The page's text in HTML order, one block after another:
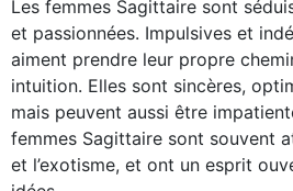
Les femmes Sagittaire sont
et passionnées. Impulsives et
aiment prendre leur propre
intuition. Elles sont sincères,
mais peuvent aussi être
femmes Sagittaire sont souvent
et l’exotisme, et ont un esprit